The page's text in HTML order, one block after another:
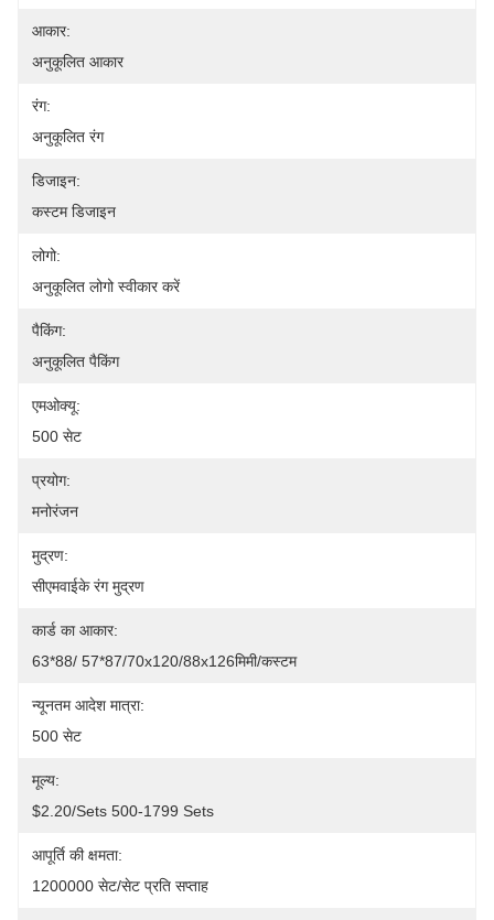
आकार:
अनुकूलित आकार
रंग:
अनुकूलित रंग
डिजाइन:
कस्टम डिजाइन
लोगो:
अनुकूलित लोगो स्वीकार करें
पैकिंग:
अनुकूलित पैकिंग
एमओक्यू:
500 सेट
प्रयोग:
मनोरंजन
मुद्रण:
सीएमवाईके रंग मुद्रण
कार्ड का आकार:
63*88/ 57*87/70x120/88x126मिमी/कस्टम
न्यूनतम आदेश मात्रा:
500 सेट
मूल्य:
$2.20/sets 500-1799 Sets
आपूर्ति की क्षमता:
1200000 सेट/सेट प्रति सप्ताह